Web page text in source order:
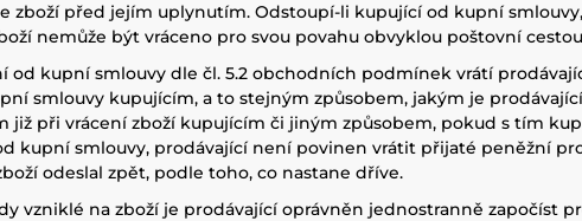
zboží před jejím uplynutím. Odstoupí-li kupující od kupní
nemůže být vráceno pro svou povahu obvyklou poštovní
od kupní smlouvy dle čl. 5.2 obchodních podmínek vrátí
smlouvy kupujícím, a to stejným způsobem, jakým je
již při vrácení zboží kupujícím či jiným způsobem, pokud s tím
kupní smlouvy, prodávající není povinen vrátit přijaté peněžní
odeslal zpět, podle toho, co nastane dříve.
vzniklé na zboží je prodávající oprávněn jednostranně započíst